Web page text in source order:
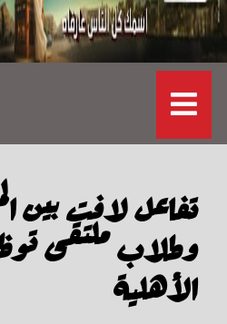
تفاعل لافت بين
وطلاب ملتقى
الأهلية